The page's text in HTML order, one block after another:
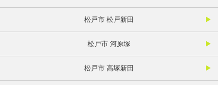
松戸市 松戸新田
松戸市 河原塚
松戸市 高塚新田